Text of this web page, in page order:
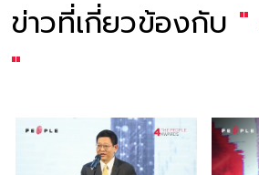
ข่าวที่เกี่ยวข้องกับ "
"